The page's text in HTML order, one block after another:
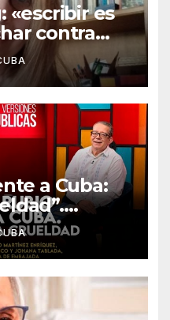
«escribir es
contra
a Cuba:
Villamil
y Johana